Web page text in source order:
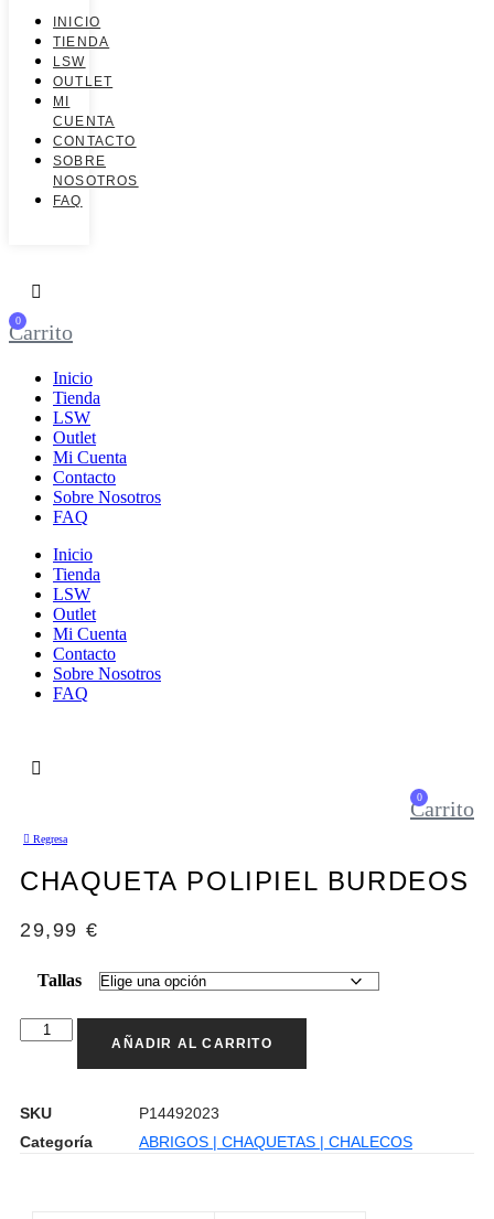
INICIO
TIENDA
LSW
OUTLET
MI
CUENTA
CONTACTO
SOBRE
NOSOTROS
FAQ
0
Carrito
Inicio
Tienda
LSW
Outlet
Mi Cuenta
Contacto
Sobre Nosotros
FAQ
Inicio
Tienda
LSW
Outlet
Mi Cuenta
Contacto
Sobre Nosotros
FAQ
0
Carrito
Regresa
CHAQUETA POLIPIEL BURDEOS
29,99 €
Tallas
Chaqueta
polipiel
AÑADIR AL CARRITO
SKU
P14492023
Categoría
ABRIGOS | CHAQUETAS | CHALECOS